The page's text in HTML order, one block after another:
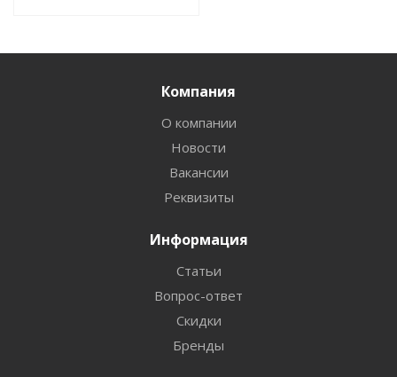
Компания
О компании
Новости
Вакансии
Реквизиты
Информация
Статьи
Вопрос-ответ
Скидки
Бренды